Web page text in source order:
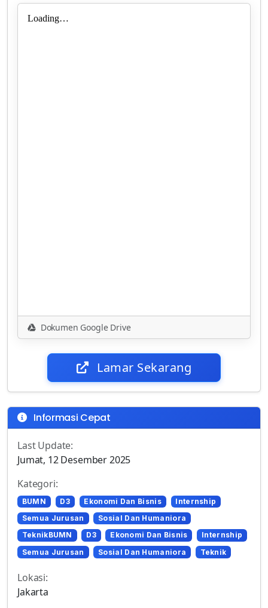
Dokumen Google Drive
Lamar Sekarang
Informasi Cepat
Last Update:
Jumat, 12 Desember 2025
Kategori:
BUMN D3 Ekonomi Dan Bisnis
Internship
Semua Jurusan
Sosial Dan Humaniora
TeknikBUMN
D3 Ekonomi Dan Bisnis
Internship
Semua Jurusan
Sosial Dan Humaniora Teknik
Lokasi:
Jakarta